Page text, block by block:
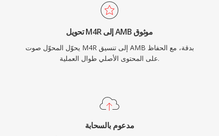
تحويل M4R إلى AMB موثوق
يحوّل المحوّل صوت M4R إلى تنسيق AMB بدقة، مع الحفاظ
على المحتوى الأصلي طوال العملية.
مدعوم بالسحابة